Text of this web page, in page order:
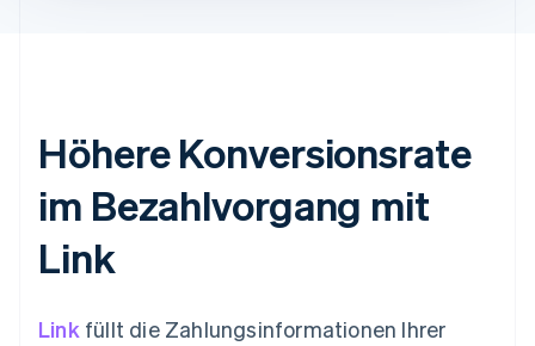
Höhere Konversionsrate
im Bezahlvorgang mit
Link
Link füllt die Zahlungsinformationen Ihrer